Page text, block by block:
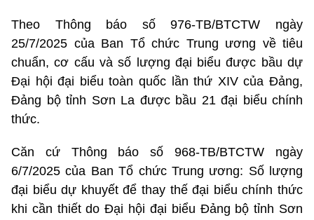
Theo Thông báo số 976-TB/BTCTW ngày
25/7/2025 của Ban Tổ chức Trung ương về tiêu
chuẩn, cơ cấu và số lượng đại biểu được bầu dự
Đại hội đại biểu toàn quốc lần thứ XIV của Đảng,
Đảng bộ tỉnh Sơn La được bầu 21 đại biểu chính
thức.
Căn cứ Thông báo số 968-TB/BTCTW ngày
6/7/2025 của Ban Tổ chức Trung ương: Số lượng
đại biểu dự khuyết để thay thế đại biểu chính thức
khi cần thiết do Đại hội đại biểu Đảng bộ tỉnh Sơn